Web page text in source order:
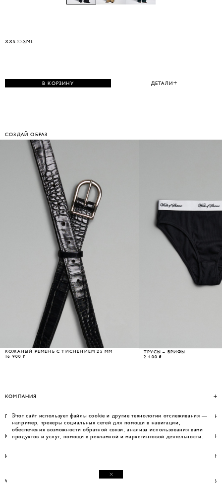
XXSXSSML
ДЕТАЛИ
В КОРЗИНУ
СОЗДАЙ ОБРАЗ
КОЖАНЫЙ РЕМЕНЬ С ТИСНЕНИЕМ 25 ММ
16 900 ₽
ТРУСЫ – БРИФЫ
2 400 ₽
КОМПАНИЯ
ПОМОЩЬ
КОНТАКТЫ
ИНФОРМАЦИЯ
WEBSITE BY UMWELT © WOS 2026
Этот сайт использует файлы cookie и другие технологии отслеживания —
например, трекеры социальных сетей для помощи в навигации,
обеспечения возможности обратной связи, анализа использования вами
продуктов и услуг, помощи в рекламной и маркетинговой деятельности.